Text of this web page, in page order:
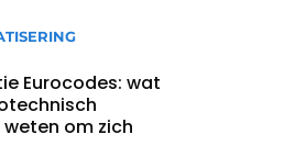
Eurocodes: wat
om zich